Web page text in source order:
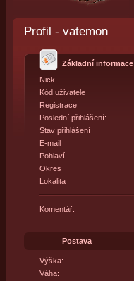
Profil - vatemon
Základní informace
Nick
Kód uživatele
Registrace
Poslední přihlášení:
Stav přihlášení
E-mail
Pohlaví
Okres
Lokalita
Komentář:
Postava
Výška:
Váha: